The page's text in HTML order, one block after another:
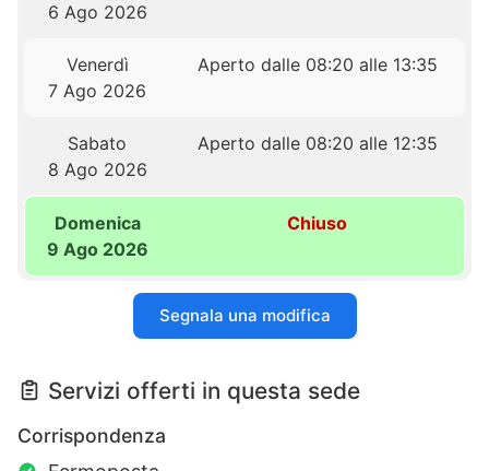
6 Ago 2026
Venerdì
7 Ago 2026
Aperto dalle 08:20 alle 13:35
Sabato
8 Ago 2026
Aperto dalle 08:20 alle 12:35
Domenica
9 Ago 2026
Chiuso
Segnala una modifica
Servizi offerti in questa sede
Corrispondenza